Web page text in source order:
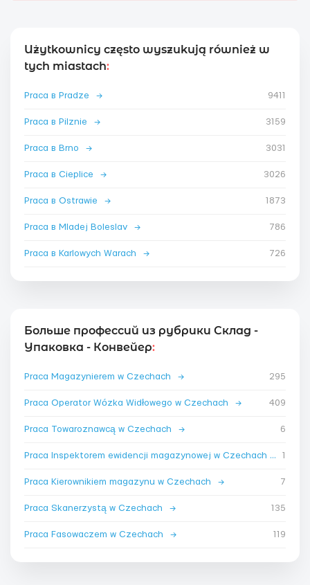
Użytkownicy często wyszukują również w
tych miastach:
Praca в Pradze → 9411
Praca в Pilznie → 3159
Praca в Brno → 3031
Praca в Cieplice → 3026
Praca в Ostrawie → 1873
Praca в Mladej Boleslav → 786
Praca в Karlowych Warach → 726
Больше профессий из рубрики Склад -
Упаковка - Конвейер:
Praca Magazynierem w Czechach → 295
Praca Operator Wózka Widłowego w Czechach → 409
Praca Towaroznawcą w Czechach → 6
Praca Inspektorem ewidencji magazynowej w Czechach→ 1
Praca Kierownikiem magazynu w Czechach → 7
Praca Skanerzystą w Czechach → 135
Praca Fasowaczem w Czechach → 119